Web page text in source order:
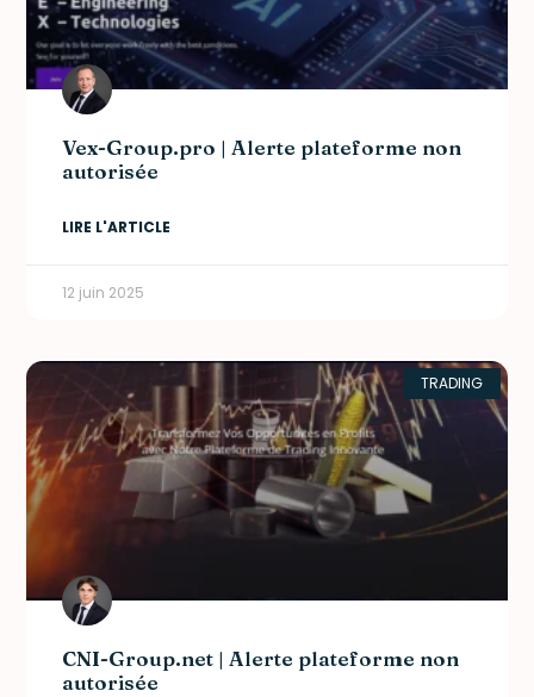
Vex-Group.pro | Alerte plateforme non
autorisée
LIRE L'ARTICLE
12 juin 2025
TRADING
CNI-Group.net | Alerte plateforme non
autorisée